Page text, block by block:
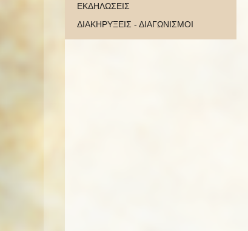
ΕΚΔΗΛΩΣΕΙΣ
ΔΙΑΚΗΡΥΞΕΙΣ - ΔΙΑΓΩΝΙΣΜΟΙ